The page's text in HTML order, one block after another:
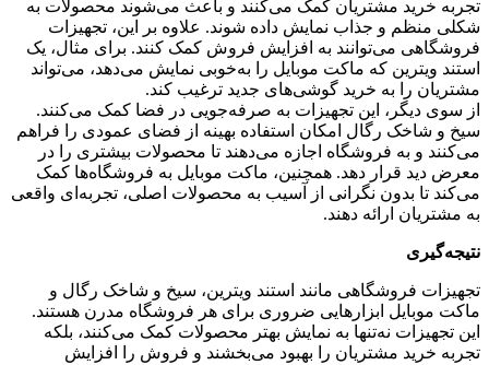
تجربه خرید مشتریان کمک می‌کنند و باعث می‌شوند محصولات به
شکلی منظم و جذاب نمایش داده شوند. علاوه بر این، تجهیزات
فروشگاهی می‌توانند به افزایش فروش کمک کنند. برای مثال، یک
استند ویترین که ماکت موبایل را به‌خوبی نمایش می‌دهد، می‌تواند
مشتریان را به خرید گوشی‌های جدید ترغیب کند.
از سوی دیگر، این تجهیزات به صرفه‌جویی در فضا کمک می‌کنند.
سیخ و شاخک رگال امکان استفاده بهینه از فضای عمودی را فراهم
می‌کنند و به فروشگاه اجازه می‌دهند تا محصولات بیشتری را در
معرض دید قرار دهد. همچنین، ماکت موبایل به فروشگاه‌ها کمک
می‌کند تا بدون نگرانی از آسیب به محصولات اصلی، تجربه‌ای واقعی
به مشتریان ارائه دهند.
نتیجه‌گیری
تجهیزات فروشگاهی مانند استند ویترین، سیخ و شاخک رگال و
ماکت موبایل ابزارهایی ضروری برای هر فروشگاه مدرن هستند.
این تجهیزات نه‌تنها به نمایش بهتر محصولات کمک می‌کنند، بلکه
تجربه خرید مشتریان را بهبود می‌بخشند و فروش را افزایش